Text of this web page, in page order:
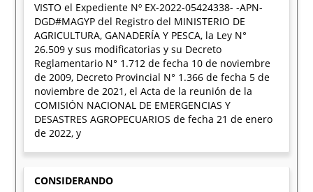
VISTO el Expediente Nº EX-2022-05424338- -APN-
DGD#MAGYP del Registro del MINISTERIO DE
AGRICULTURA, GANADERÍA Y PESCA, la Ley N°
26.509 y sus modificatorias y su Decreto
Reglamentario N° 1.712 de fecha 10 de noviembre
de 2009, Decreto Provincial N° 1.366 de fecha 5 de
noviembre de 2021, el Acta de la reunión de la
COMISIÓN NACIONAL DE EMERGENCIAS Y
DESASTRES AGROPECUARIOS de fecha 21 de enero
de 2022, y
CONSIDERANDO